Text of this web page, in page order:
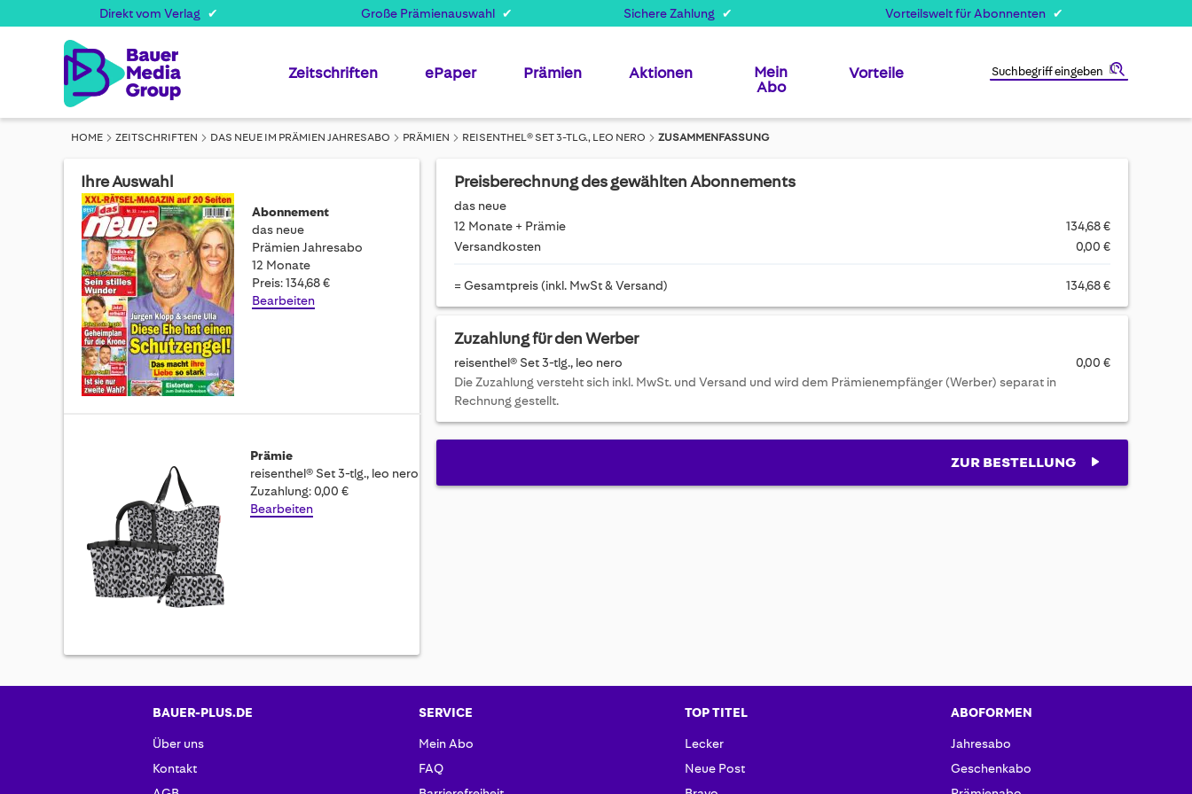
Direkt vom Verlag Große Prämienauswahl Sichere Zahlung Vorteilswelt für Abonnenten
Zeitschriften ePaper Prämien Aktionen
Mein
Abo
Vorteile
HOME ZEITSCHRIFTEN DAS NEUE IM PRÄMIEN JAHRESABO PRÄMIEN REISENTHEL® SET 3-TLG., LEO NERO ZUSAMMENFASSUNG
Ihre Auswahl
Abonnement
das neue
Prämien Jahresabo
12 Monate
Preis: 134,68 €
Bearbeiten
Prämie
reisenthel® Set 3-tlg., leo nero
Zuzahlung: 0,00 €
Bearbeiten
Preisberechnung des gewählten Abonnements
das neue
12 Monate + Prämie
134,68 €
Versandkosten
0,00 €
= Gesamtpreis (inkl. MwSt & Versand) 134,68 €
Zuzahlung für den Werber
reisenthel® Set 3-tlg., leo nero
0,00 €
Die Zuzahlung versteht sich inkl. MwSt. und Versand und wird dem Prämienempfänger (Werber) separat in
Rechnung gestellt.
ZUR BESTELLUNG
BAUER-PLUS.DE
Über uns
Kontakt
SERVICE
Mein Abo
FAQ
TOP TITEL
Lecker
Neue Post
ABOFORMEN
Jahresabo
Geschenkabo